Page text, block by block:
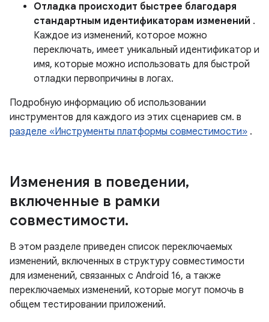
Отладка происходит быстрее благодаря
стандартным идентификаторам изменений .
Каждое из изменений, которое можно
переключать, имеет уникальный идентификатор и
имя, которые можно использовать для быстрой
отладки первопричины в логах.
Подробную информацию об использовании
инструментов для каждого из этих сценариев см. в
разделе «Инструменты платформы совместимости» .
Изменения в поведении,
включенные в рамки
совместимости.
В этом разделе приведен список переключаемых
изменений, включенных в структуру совместимости
для изменений, связанных с Android 16, а также
переключаемых изменений, которые могут помочь в
общем тестировании приложений.